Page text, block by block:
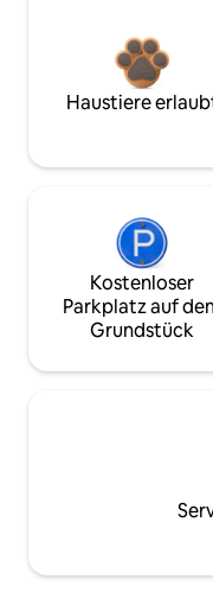
Haustiere
Kostenloser
Parkplatz auf
Grundstück